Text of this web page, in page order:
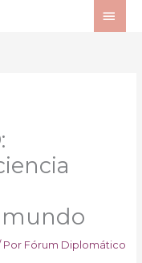
mundo
Por Fórum Diplomático